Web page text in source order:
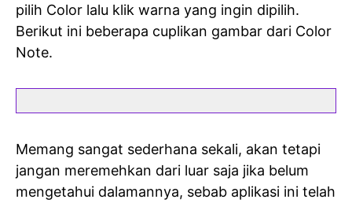
pilih Color lalu klik warna yang ingin dipilih.
Berikut ini beberapa cuplikan gambar dari Color
Note.
Memang sangat sederhana sekali, akan tetapi
jangan meremehkan dari luar saja jika belum
mengetahui dalamannya, sebab aplikasi ini telah